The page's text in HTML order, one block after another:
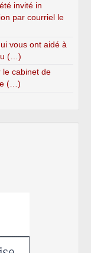
invité in
par courriel le
vous ont aidé à
(…)
le cabinet de
(…)